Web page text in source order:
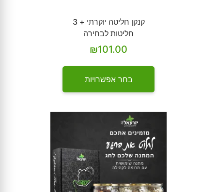
קנקן חליטה יוקרתי + 3
חליטות לבחירה
₪101.00
בחר אפשרויות